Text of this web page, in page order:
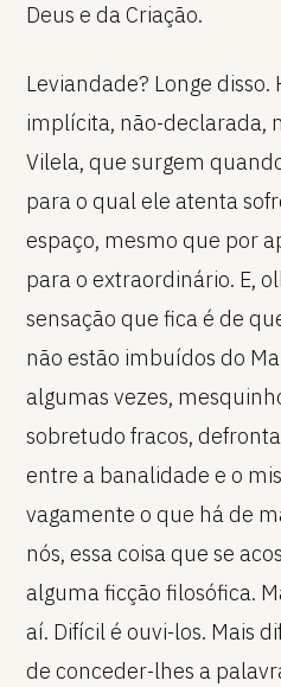
Deus e da Criação.
Leviandade? Longe
implícita, não-declarada,
Vilela, que surgem
para o qual ele atenta
espaço, mesmo que por
para o extraordinário. E,
sensação que fica é de
não estão imbuídos do
algumas vezes,
sobretudo fracos,
entre a banalidade e o
vagamente o que há de
nós, essa coisa que se
alguma ficção filosófica.
aí. Difícil é ouvi-los. Mais
de conceder-lhes a